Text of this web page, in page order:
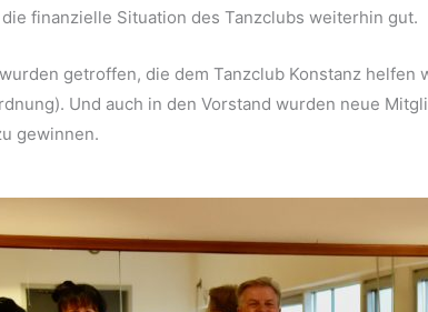
finanzielle Situation des Tanzclubs weiterhin gut.
getroffen, die dem Tanzclub Konstanz
Und auch in den Vorstand wurden neue
gewinnen.